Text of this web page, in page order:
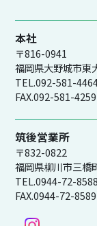
本社
〒816-0941
福岡県大野城市東
TEL.092-581-
FAX.092-581-4259
筑後営業所
〒832-0822
福岡県柳川市三橋
TEL.0944-72-8588
FAX.0944-72-8589